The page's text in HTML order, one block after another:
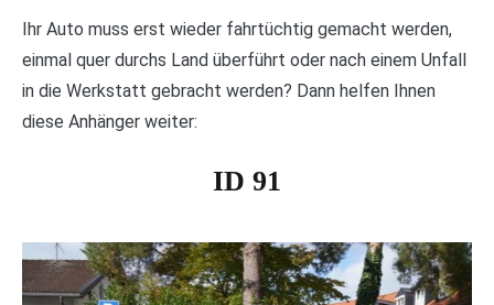
Ihr Auto muss erst wieder fahrtüchtig gemacht werden,
einmal quer durchs Land überführt oder nach einem Unfall
in die Werkstatt gebracht werden? Dann helfen Ihnen
diese Anhänger weiter:
ID 91